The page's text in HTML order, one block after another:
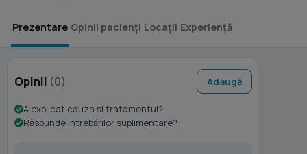
Prezentare Opinii pacienți Locații Experiență
Opinii (0) Adaugă
A explicat cauza și tratamentul?
Răspunde întrebărilor suplimentare?